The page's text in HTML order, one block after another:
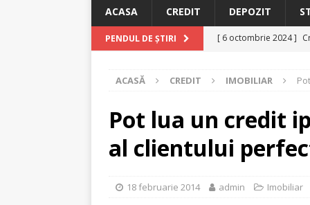
ACASA CREDIT DEPOZIT
PENDUL DE ȘTIRI [ 6 octombrie 2024 ]
[ 8 septembrie 2024 ]
plafonarea dobanzilor.
[ 11 august 2024 ]
RAPID
ACASĂ CREDIT IMOBILIAR
Pot lua un credit
al clientului
18 februarie 2014 admin Imobiliar